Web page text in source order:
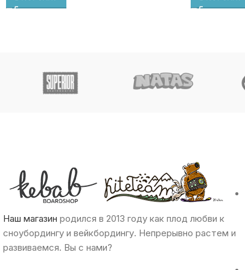
Наш магазин родился в 2013 году как плод любви к
сноубордингу и вейкбордингу. Непрерывно растем и
развиваемся. Вы с нами?